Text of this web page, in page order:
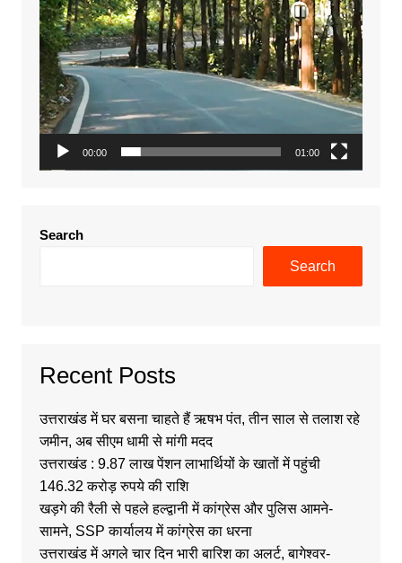
00:00 01:00
Search
Search
Recent Posts
उत्तराखंड में घर बसना चाहते हैं ऋषभ पंत, तीन साल से तलाश रहे
जमीन, अब सीएम धामी से मांगी मदद
उत्तराखंड : 9.87 लाख पेंशन लाभार्थियों के खातों में पहुंची
146.32 करोड़ रुपये की राशि
खड़गे की रैली से पहले हल्द्वानी में कांग्रेस और पुलिस आमने-
सामने, SSP कार्यालय में कांग्रेस का धरना
उत्तराखंड में अगले चार दिन भारी बारिश का अलर्ट, बागेश्वर-